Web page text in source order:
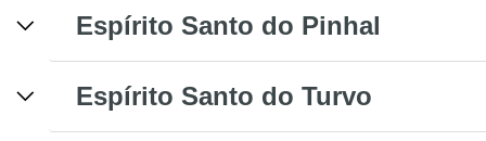
Espírito Santo do Pinhal
Espírito Santo do Turvo